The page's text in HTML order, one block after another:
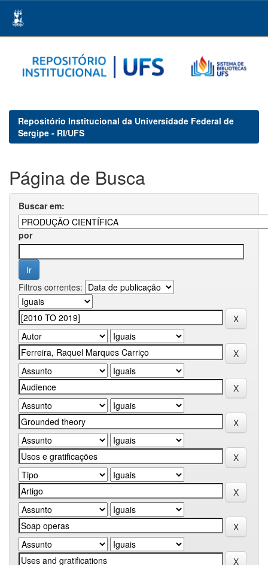
navigation
Repositório Institucional da Universidade Federal de
Sergipe - RI/UFS
Página de Busca
Buscar em:
por
Filtros correntes: